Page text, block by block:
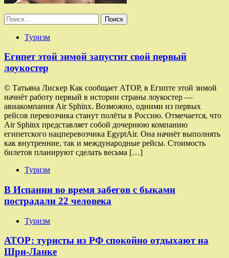
Найти:
Туризм
Египет этой зимой запустит свой первый
лоукостер
© Татьяна Лискер Как сообщает АТОР, в Египте этой зимой
начнёт работу первый в истории страны лоукостер —
авиакомпания Air Sphinx. Возможно, одними из первых
рейсов перевозчика станут полёты в Россию. Отмечается, что
Air Sphinx представляет собой дочернюю компанию
египетского нацперевозчика EgyptAir. Она начнёт выполнять
как внутренние, так и международные рейсы. Стоимость
билетов планируют сделать весьма […]
Туризм
В Испании во время забегов с быками
пострадали 22 человека
Туризм
АТОР: туристы из РФ спокойно отдыхают на
Шри-Ланке